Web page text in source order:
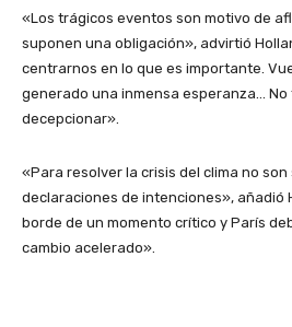
«Los trágicos eventos son motivo de
suponen una obligación», advirtió
centrarnos en lo que es importante.
generado una inmensa esperanza…
decepcionar».
«Para resolver la crisis del clima no
declaraciones de intenciones», añadió
borde de un momento crítico y París
cambio acelerado».